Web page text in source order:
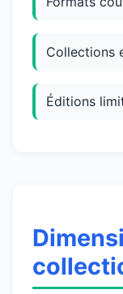
Collections
Éditions